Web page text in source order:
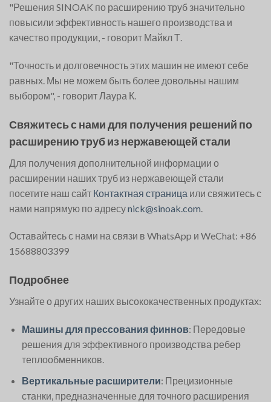
"Решения SINOAK по расширению труб значительно
повысили эффективность нашего производства и
качество продукции, - говорит Майкл Т.
"Точность и долговечность этих машин не имеют себе
равных. Мы не можем быть более довольны нашим
выбором", - говорит Лаура К.
Свяжитесь с нами для получения решений по
расширению труб из нержавеющей стали
Для получения дополнительной информации о
расширении наших труб из нержавеющей стали
посетите наш сайт Контактная страница или свяжитесь с
нами напрямую по адресуnick@sinoak.com
Оставайтесь с нами на связи в WhatsApp и WeChat: +86
15688803399
Подробнее
Узнайте о других наших высококачественных продуктах:
Машины для прессования финнов: Передовые
решения для эффективного производства ребер
теплообменников.
Вертикальные расширители: Прецизионные
станки, предназначенные для точного расширения